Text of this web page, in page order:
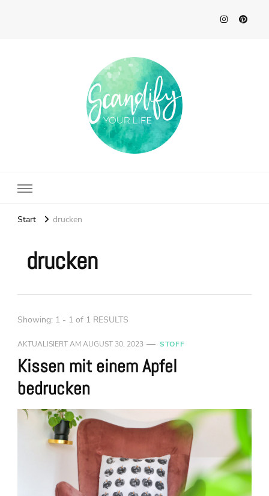
Start drucken
drucken
Showing: 1 - 1 of 1 RESULTS
AKTUALISIERT AM AUGUST 30, 2023 STOFF
Kissen mit einem Apfel
bedrucken